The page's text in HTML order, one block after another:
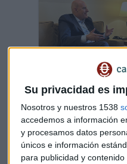
Su privacidad es
Nosotros y nuestros 1538
accedemos a información
y procesamos datos
únicos e información
para publicidad y
¿Un error adelantar
Mauro Guillén
Mauro Guillén defiende
Revolución
abordamos la fricción
jubilación